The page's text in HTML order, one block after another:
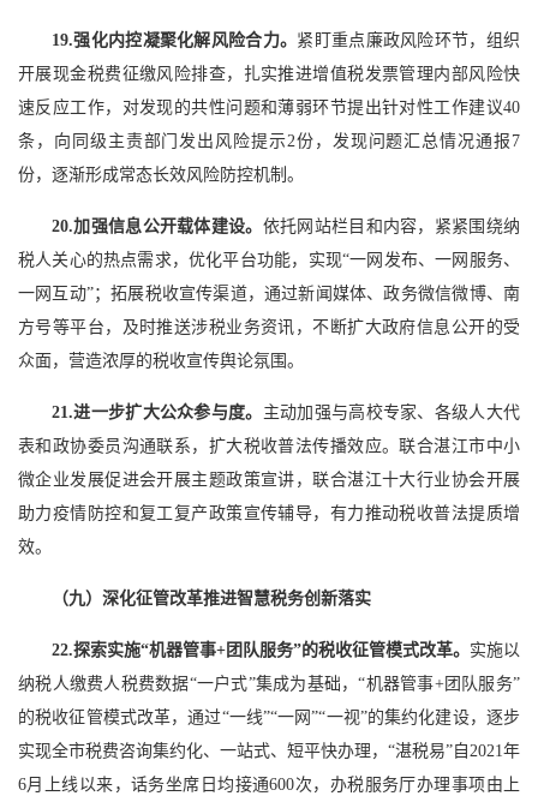
19.强化内控凝聚化解风险合力。 紧盯重点廉政风险环节，组织
开展现金税费征缴风险排查，扎实推进增值税发票管理内部风险快
速反应工作，对发现的共性问题和薄弱环节提出针对性工作建议40
条，向同级主责部门发出风险提示2份，发现问题汇总情况通报7
份，逐渐形成常态长效风险防控机制。
20.加强信息公开载体建设。 依托网站栏目和内容，紧紧围绕纳
税人关心的热点需求，优化平台功能，实现“一网发布、一网服务、
一网互动”；拓展税收宣传渠道，通过新闻媒体、政务微信微博、南
方号等平台，及时推送涉税业务资讯，不断扩大政府信息公开的受
众面，营造浓厚的税收宣传舆论氛围。
21.进一步扩大公众参与度。 主动加强与高校专家、各级人大代
表和政协委员沟通联系，扩大税收普法传播效应。联合湛江市中小
微企业发展促进会开展主题政策宣讲，联合湛江十大行业协会开展
助力疫情防控和复工复产政策宣传辅导，有力推动税收普法提质增
效。
（九）深化征管改革推进智慧税务创新落实
22.探索实施“机器管事+团队服务”的税收征管模式改革。 实施以
纳税人缴费人税费数据“一户式”集成为基础，“机器管事+团队服务”
的税收征管模式改革，通过“一线”“一网”“一视”的集约化建设，逐步
实现全市税费咨询集约化、一站式、短平快办理，“湛税易”自2021年
6月上线以来，话务坐席日均接通600次，办税服务厅办理事项由上